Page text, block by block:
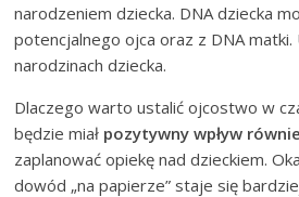
narodzeniem dziecka. DNA dziecka
potencjalnego ojca oraz z DNA
narodzinach dziecka.
Dlaczego warto ustalić ojcostwo w
będzie miał pozytywny wpływ
zaplanować opiekę nad dzieckiem.
dowód „na papierze” staje się